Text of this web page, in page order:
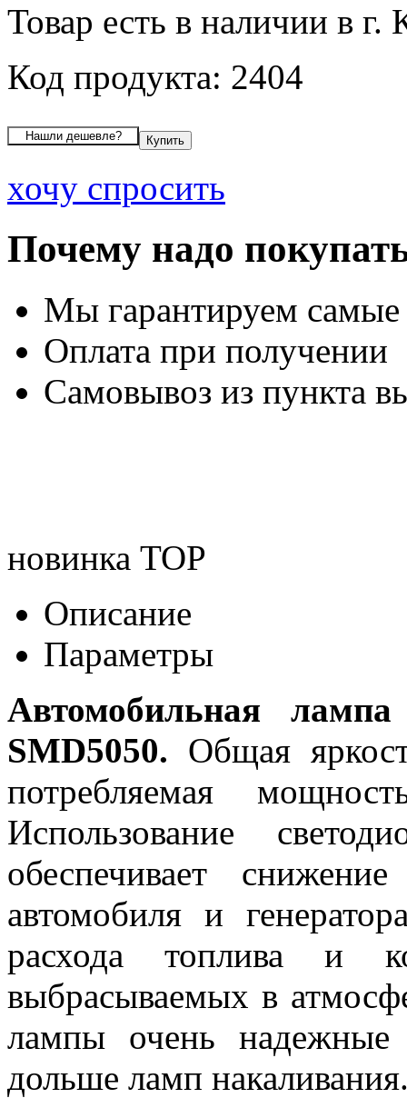
Товар есть в наличии в г.
Код продукта: 2404
хочу спросить
Почему надо
Мы гарантируем
Оплата при получении
Самовывоз из пункта
новинка TOP
Описание
Параметры
Автомобильная
SMD5050. Общая
потребляемая
Использование
обеспечивает
автомобиля и
расхода топлива и
выбрасываемых в
лампы очень надежные
дольше ламп